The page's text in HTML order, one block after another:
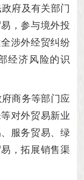
府及有关部门
，参与境外投
涉外经贸纠纷
经济风险的识
商务等部门应
对外贸易新业
服务贸易、绿
，拓展销售渠